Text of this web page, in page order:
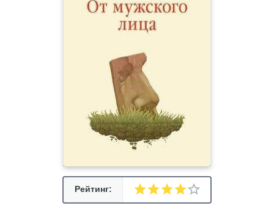
Рейтинг: